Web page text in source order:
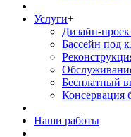
Услуги+
Дизайн-
Бассейн под
Бесплатный
Консервация
Наши работы